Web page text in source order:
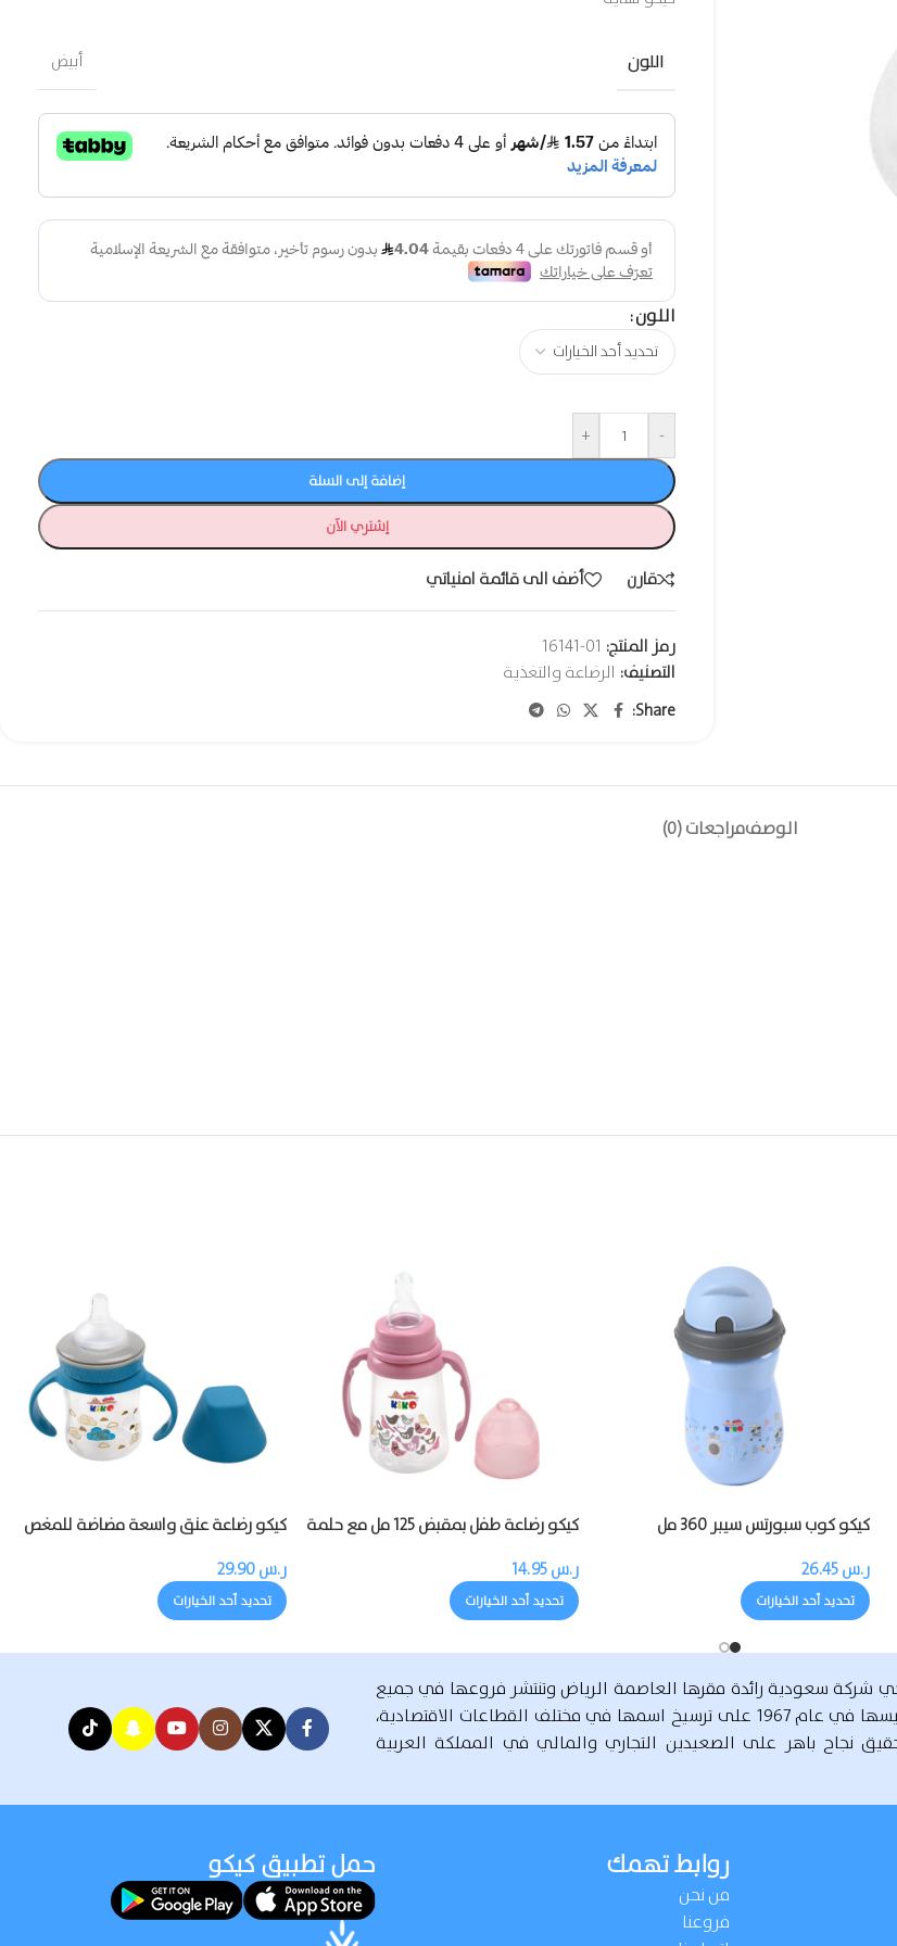
اللون أبيض
اللون
-
+
إضافة إلى السلة
إشتري الآن
قارن أضف الى قائمة امنياتي
رمز المنتج: 01-16141
التصنيف: الرضاعة والتغذية
Share:
الوصفمراجعات (0)
كيكو كوب سبورتس سيبر 360 مل
ر.س
تحديد أحد الخيارات
كيكو رضاعة طفل بمقبض 125 مل مع حلمة
ر.س 14.95
تحديد أحد الخيارات
كيكو رضاعة عنق واسعة مضاضة للمغص
ر.س 29.90
تحديد أحد الخيارات
شركة سعودية رائدة مقرها العاصمة الرياض وتنتشر فروعها في جميع
أرجاء المملكة. دأبت الشركة منذ تأسيسها في عام 1967 على ترسيخ اسمها في مختلف القطاعات الاقتصادية،
نجاح باهر على الصعيدين التجاري والمالي في المملكة العربية
روابط تهمك
من نحن
فروعنا
حمل تطبيق كيكو